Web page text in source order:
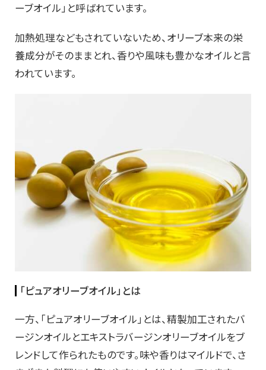
ーブオイル」と呼ばれています。
加熱処理などもされていないため、オリーブ本来の栄
養成分がそのままとれ、香りや風味も豊かなオイルと言
われています。
「ピュアオリーブオイル」とは
一方、「ピュアオリーブオイル」とは、精製加工されたバ
ージンオイルとエキストラバージンオリーブオイルをブ
レンドして作られたものです。味や香りはマイルドで、さ